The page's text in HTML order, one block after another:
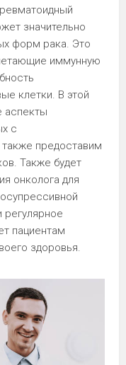
значительно
форм рака. Это
иммунную
клетки. В этой
аспекты
с
предоставим
Также будет
онколога для
регулярное
пациентам
здоровья.